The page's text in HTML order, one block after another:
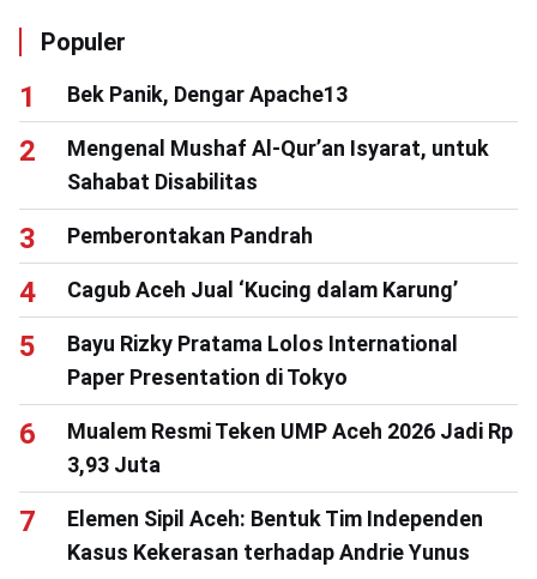
Populer
Bek Panik, Dengar Apache13
Mengenal Mushaf Al-Qur’an Isyarat, untuk
Sahabat Disabilitas
Pemberontakan Pandrah
Cagub Aceh Jual ‘Kucing dalam Karung’
Bayu Rizky Pratama Lolos International
Paper Presentation di Tokyo
Mualem Resmi Teken UMP Aceh 2026 Jadi Rp
3,93 Juta
Elemen Sipil Aceh: Bentuk Tim Independen
Kasus Kekerasan terhadap Andrie Yunus